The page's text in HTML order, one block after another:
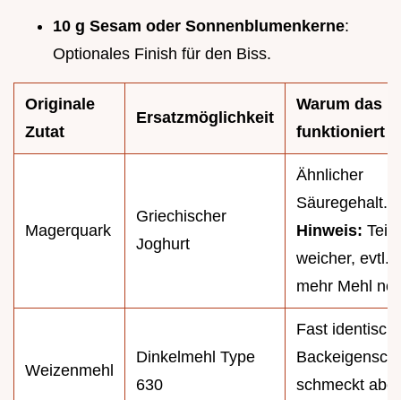
10 g Sesam oder Sonnenblumenkerne:
Optionales Finish für den Biss.
Originale
Zutat
Ersatzmöglichkeit
Warum das
funktioniert
Magerquark
Griechischer
Joghurt
Ähnlicher
Säuregehalt.
Hinweis: Teig
weicher, evtl.
mehr Mehl
Weizenmehl
Dinkelmehl Type
630
Fast
schmeckt aber